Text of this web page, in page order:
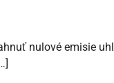
nulové emisie